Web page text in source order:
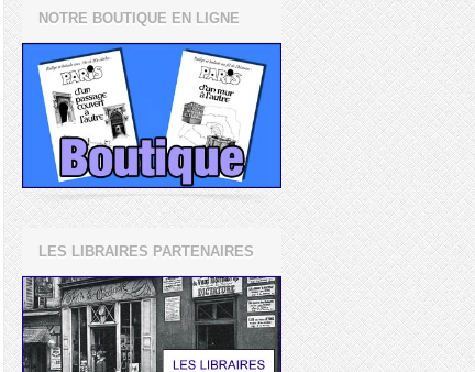
NOTRE BOUTIQUE EN LIGNE
LES LIBRAIRES PARTENAIRES